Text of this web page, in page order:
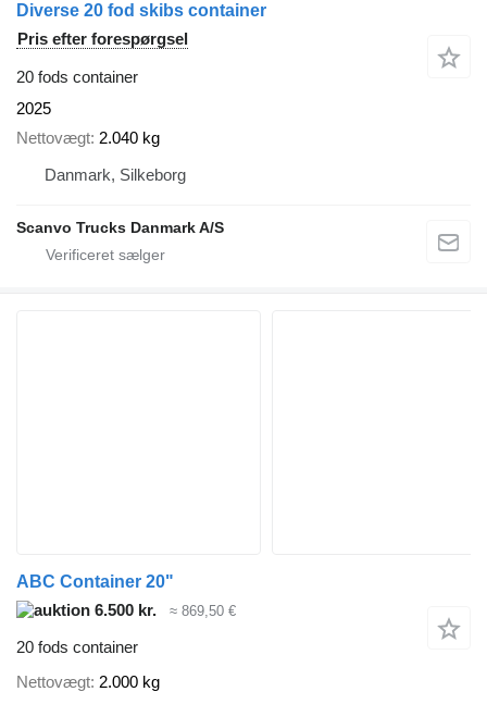
Diverse 20 fod skibs container
Pris efter forespørgsel
20 fods container
2025
Nettovægt 2.040 kg
Danmark, Silkeborg
Scanvo Trucks Danmark A/S
ABC Container 20"
6.500 kr.
≈ 869,50 €
20 fods container
Nettovægt 2.000 kg